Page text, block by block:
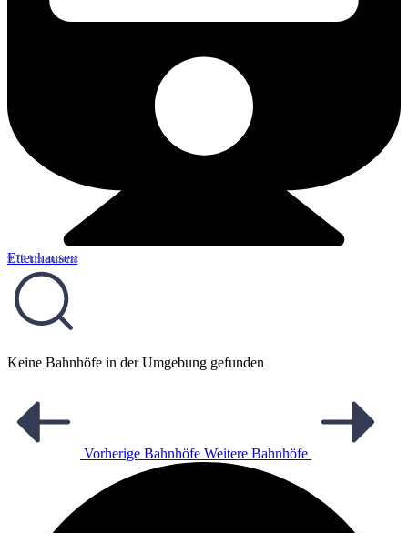
Ettenhausen
9,74 km entfernt
Keine Bahnhöfe in der Umgebung gefunden
Vorherige Bahnhöfe Weitere Bahnhöfe